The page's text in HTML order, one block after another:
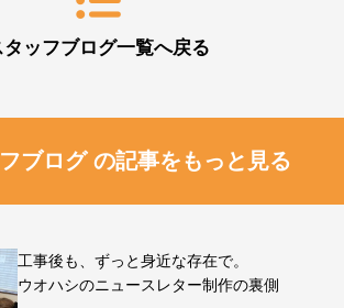
タッフブログ一覧へ戻る
ブログ の記事をもっと見る
工事後も、ずっと身近な存在で。
ウオハシのニュースレター制作の裏側